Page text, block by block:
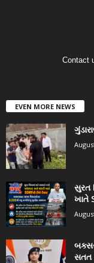
Contact
EVEN MORE NEWS
સુરત
ખાતે
સતત